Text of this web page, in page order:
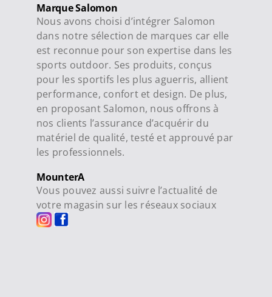
Marque Salomon
Nous avons choisi d’intégrer Salomon
dans notre sélection de marques car elle
est reconnue pour son expertise dans les
sports outdoor. Ses produits, conçus
pour les sportifs les plus aguerris, allient
performance, confort et design. De plus,
en proposant Salomon, nous offrons à
nos clients l’assurance d’acquérir du
matériel de qualité, testé et approuvé par
les professionnels.
MounterA
Vous pouvez aussi suivre l’actualité de
votre magasin sur les réseaux sociaux